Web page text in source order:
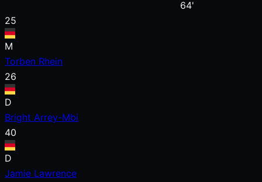
64'
25
M
Torben Rhein
26
D
Bright Arrey-Mbi
40
D
Jamie Lawrence